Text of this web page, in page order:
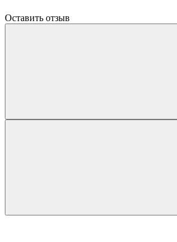
Оставить отзыв